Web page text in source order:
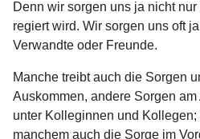
Denn wir sorgen uns ja nicht
regiert wird. Wir sorgen uns oft
Verwandte oder Freunde.
Manche treibt auch die Sorgen
Auskommen, andere Sorgen
unter Kolleginnen und
manchem auch die Sorge im